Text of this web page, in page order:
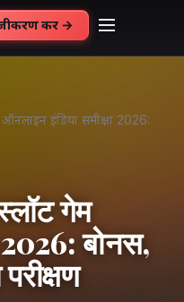
करें →
इंडिया समीक्षा 2026:
गेम
2026: बोनस,